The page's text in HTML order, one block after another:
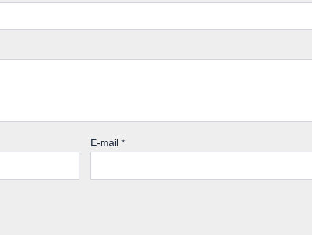
E-mail *